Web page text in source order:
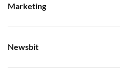
Marketing
Newsbit